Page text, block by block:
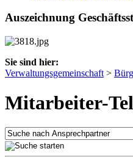
Auszeichnung
Sie sind hier:
Verwaltungsgemeinschaft >
Mitarbeiter-